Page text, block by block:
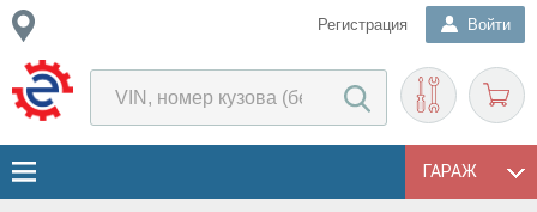
Регистрация Войти
ГАРАЖ